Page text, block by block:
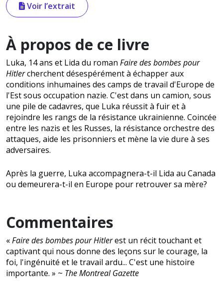
Voir l’extrait
À propos de ce livre
Luka, 14 ans et Lida du roman Faire des bombes pour
Hitlercherchent désespérément à échapper aux
conditions inhumaines des camps de travail d'Europe de
l'Est sous occupation nazie. C'est dans un camion, sous
une pile de cadavres, que Luka réussit à fuir et à
rejoindre les rangs de la résistance ukrainienne. Coincée
entre les nazis et les Russes, la résistance orchestre des
attaques, aide les prisonniers et mène la vie dure à ses
adversaires.
Après la guerre, Luka accompagnera-t-il Lida au Canada
ou demeurera-t-il en Europe pour retrouver sa mère?
Commentaires
«Faire des bombes pour Hitlerest un récit touchant et
captivant qui nous donne des leçons sur le courage, la
foi, l'ingénuité et le travail ardu... C'est une histoire
importante. » ~ The Montreal Gazette